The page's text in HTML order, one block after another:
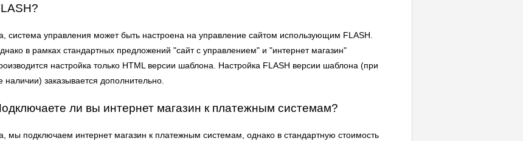
система управления может быть настроена на управление сайтом использующим FLASH.
в рамках стандартных предложений "сайт с управлением" и "интернет магазин"
настройка только HTML версии шаблона. Настройка FLASH версии шаблона (при
наличии) заказывается дополнительно.
ли вы интернет магазин к платежным системам?
мы подключаем интернет магазин к платежным системам, однако в стандартную стоимость